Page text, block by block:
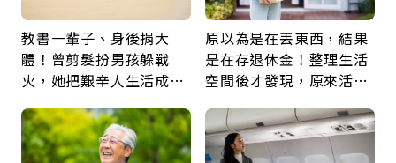
教書一輩子、身後捐大
體！曾剪髮扮男孩躲戰
火，她把艱辛人生活成風
福
原以為是在丟東西，結果
是在存退休金！整理生活
空間後才發現，原來活得